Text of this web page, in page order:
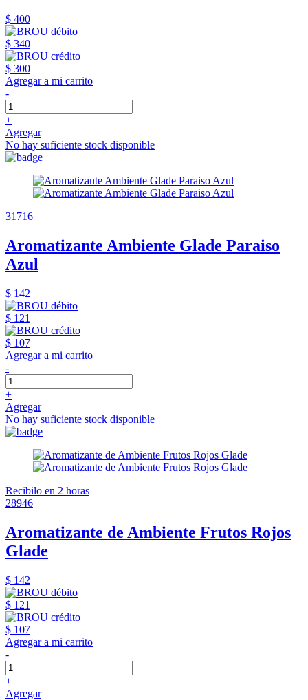
$ 400
$ 340
$ 300
Agregar a mi carrito
-
+
Agregar
No hay suficiente stock disponible
31716
Aromatizante Ambiente Glade Paraiso
Azul
$ 142
$ 121
$ 107
Agregar a mi carrito
-
+
Agregar
No hay suficiente stock disponible
Recibilo en 2 horas
28946
Aromatizante de Ambiente Frutos Rojos
Glade
$ 142
$ 121
$ 107
Agregar a mi carrito
-
+
Agregar